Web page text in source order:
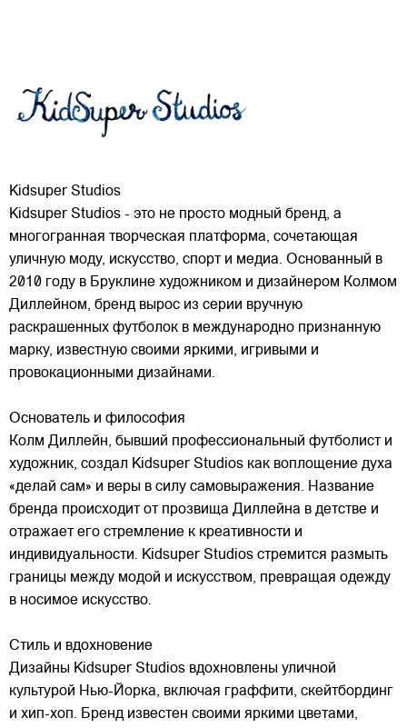
Kidsuper Studios
Kidsuper Studios - это не просто модный бренд, а
многогранная творческая платформа, сочетающая
уличную моду, искусство, спорт и медиа. Основанный в
2010 году в Бруклине художником и дизайнером Колмом
Диллейном, бренд вырос из серии вручную
раскрашенных футболок в международно признанную
марку, известную своими яркими, игривыми и
провокационными дизайнами.
Основатель и философия
Колм Диллейн, бывший профессиональный футболист и
художник, создал Kidsuper Studios как воплощение духа
«делай сам» и веры в силу самовыражения. Название
бренда происходит от прозвища Диллейна в детстве и
отражает его стремление к креативности и
индивидуальности. Kidsuper Studios стремится размыть
границы между модой и искусством, превращая одежду
в носимое искусство.
Стиль и вдохновение
Дизайны Kidsuper Studios вдохновлены уличной
культурой Нью-Йорка, включая граффити, скейтбординг
и хип-хоп. Бренд известен своими яркими цветами,